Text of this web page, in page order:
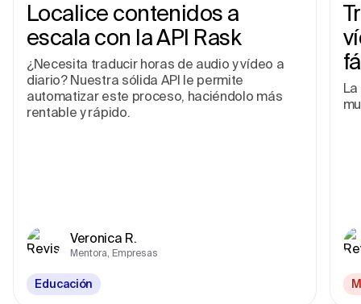
Localice contenidos a
escala con la API Rask
¿Necesita traducir horas de audio y vídeo a
diario? Nuestra sólida API le permite
automatizar este proceso, haciéndolo más
rentable y rápido.
Veronica R.
Mentora, Empresas
Educación